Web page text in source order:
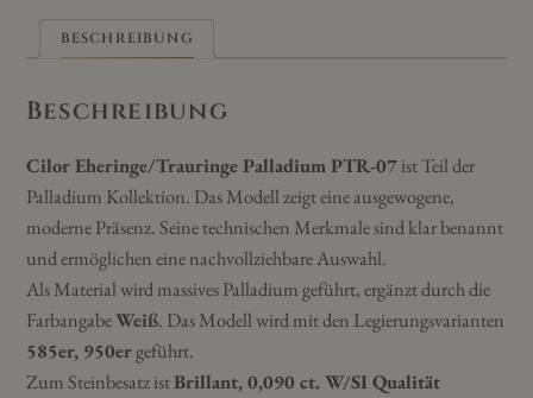
BESCHREIBUNG
Beschreibung
Cilor Eheringe/Trauringe Palladium PTR-07ist Teil der
Palladium Kollektion. Das Modell zeigt eine ausgewogene,
moderne Präsenz. Seine technischen Merkmale sind klar benannt
und ermöglichen eine nachvollziehbare Auswahl.
Als Material wird massives Palladium geführt, ergänzt durch die
FarbangabeWeiß. Das Modell wird mit den Legierungsvarianten
585er, 950ergeführt.
Zum Steinbesatz istBrillant, 0,090 ct. W/SI Qualität